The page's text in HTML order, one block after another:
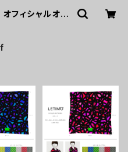
ィシャルオン